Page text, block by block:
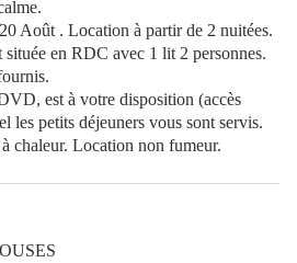
Août . Location à partir de 2 nuitées.
en RDC avec 1 lit 2 personnes.
est à votre disposition (accès
les petits déjeuners vous sont servis.
chaleur. Location non fumeur.